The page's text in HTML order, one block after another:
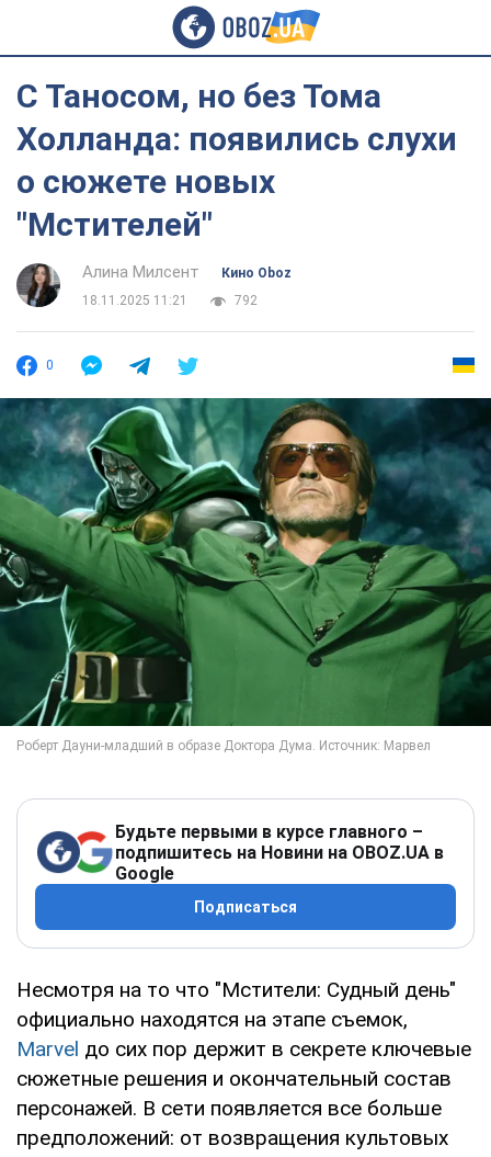
С Таносом, но без Тома
Холланда: появились слухи
о сюжете новых
"Мстителей"
Алина Милсент
Кино Oboz
18.11.2025 11:21
792
0
Будьте первыми в курсе главного –
подпишитесь на Новини на OBOZ.UA в
Google
Подписаться
Несмотря на то что "Мстители: Судный день"
официально находятся на этапе съемок,
Marvel до сих пор держит в секрете ключевые
сюжетные решения и окончательный состав
персонажей. В сети появляется все больше
предположений: от возвращения культовых